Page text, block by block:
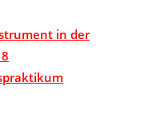
in der